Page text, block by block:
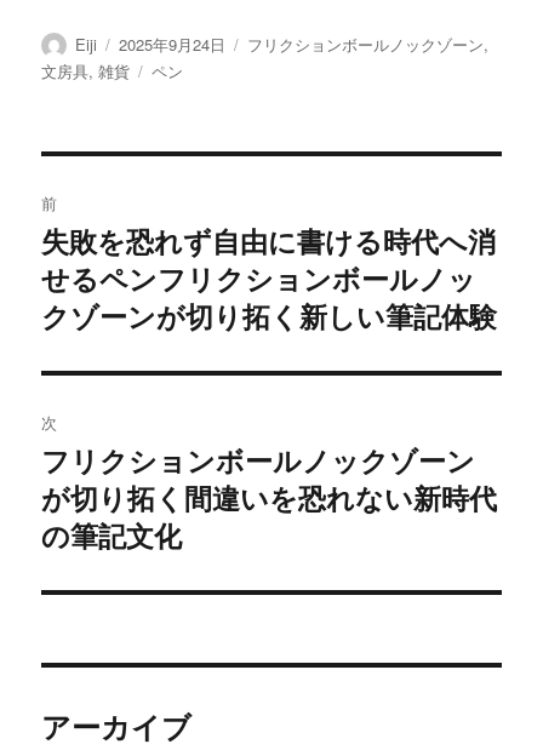
投
稿
Eiji
投
稿
2025年9月24日
カ
フリクションボールノックゾーン,
文房具,雑貨
タ
ペン
稿
ナ
ビ
ゲ
ー
シ
ョ
ン
前
前
の
投
失敗を恐れず自由に書ける時代へ消
せるペンフリクションボールノッ
クゾーンが切り拓く新しい筆記体験
次
次
の
投
フリクションボールノックゾーン
が切り拓く間違いを恐れない新時代
の筆記文化
アーカイブ